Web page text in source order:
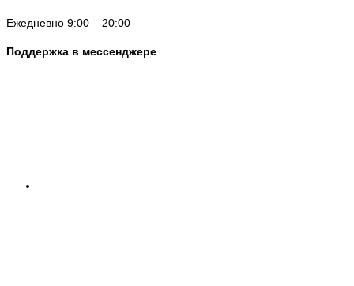
Ежедневно 9:00 – 20:00
Поддержка в мессенджере